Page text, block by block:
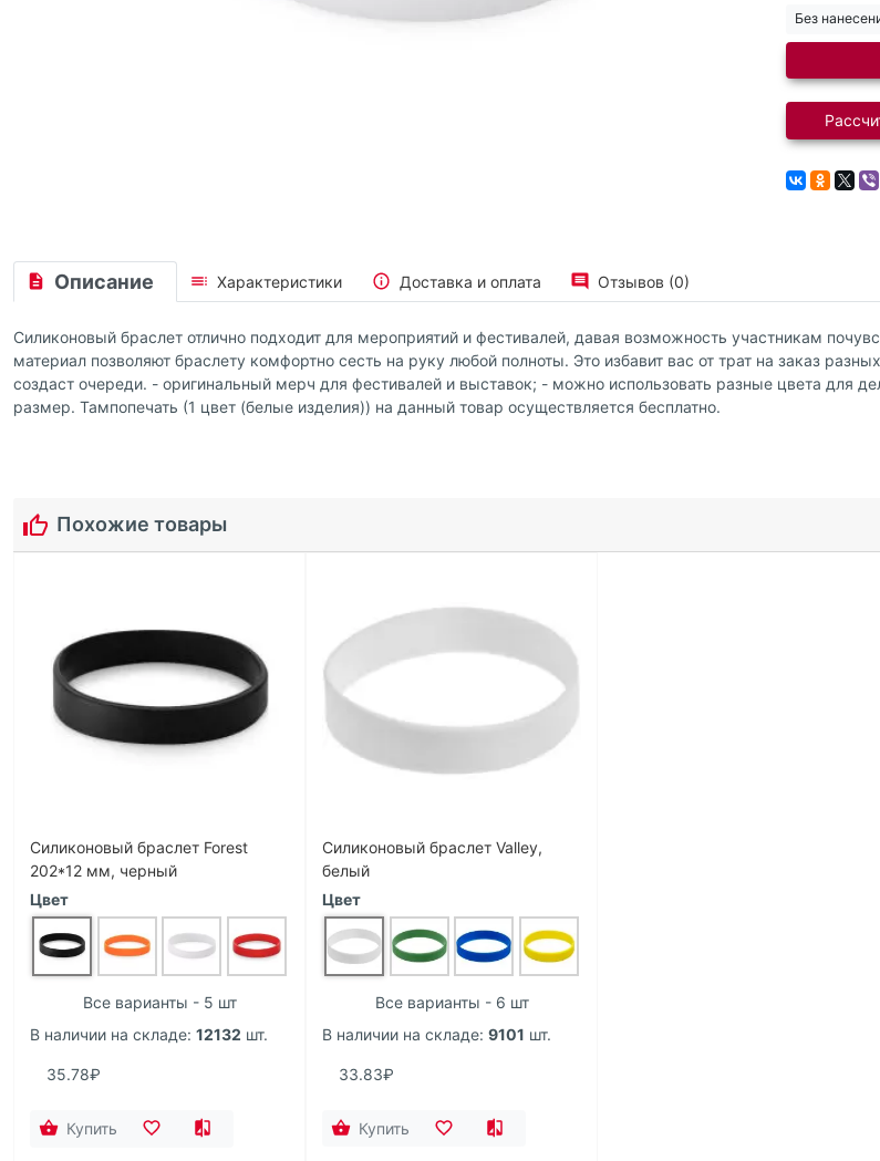
Без
Описание Характеристики Доставка и оплата Отзывов (0)
Силиконовый браслет отлично подходит для мероприятий и фестивалей, давая возможность участникам
материал позволяют браслету комфортно сесть на руку любой полноты. Это избавит вас от трат на заказ
создаст очереди. - оригинальный мерч для фестивалей и выставок; - можно использовать разные цвета для
размер. Тампопечать (1 цвет (белые изделия)) на данный товар осуществляется бесплатно.
Похожие товары
Силиконовый браслет Forest
202*12 мм, черный
Цвет
Все варианты - 5 шт
В наличии на складе: 12132 шт.
35.78₽
Купить
Силиконовый браслет Valley,
белый
Цвет
Все варианты - 6 шт
В наличии на складе: 9101 шт.
33.83₽
Купить